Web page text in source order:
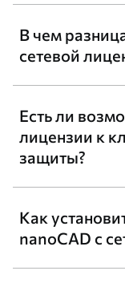
В чем
сетевой
Есть ли
лицензии к
защиты?
Как
nanoCAD с